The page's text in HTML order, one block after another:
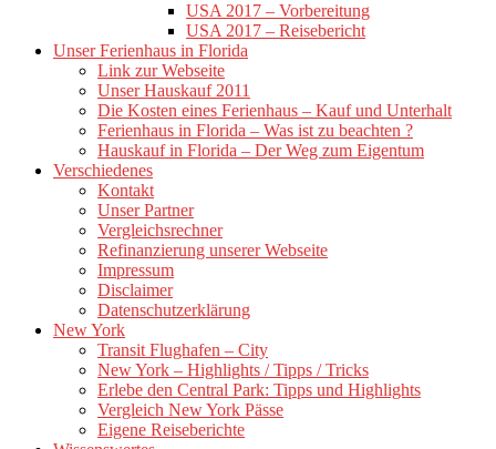
USA 2017 – Vorbereitung
USA 2017 – Reisebericht
Unser Ferienhaus in Florida
Link zur Webseite
Unser Hauskauf 2011
Die Kosten eines Ferienhaus – Kauf und Unterhalt
Ferienhaus in Florida – Was ist zu beachten ?
Hauskauf in Florida – Der Weg zum Eigentum
Verschiedenes
Kontakt
Unser Partner
Vergleichsrechner
Refinanzierung unserer Webseite
Impressum
Disclaimer
Datenschutzerklärung
New York
Transit Flughafen – City
New York – Highlights / Tipps / Tricks
Erlebe den Central Park: Tipps und Highlights
Vergleich New York Pässe
Eigene Reiseberichte